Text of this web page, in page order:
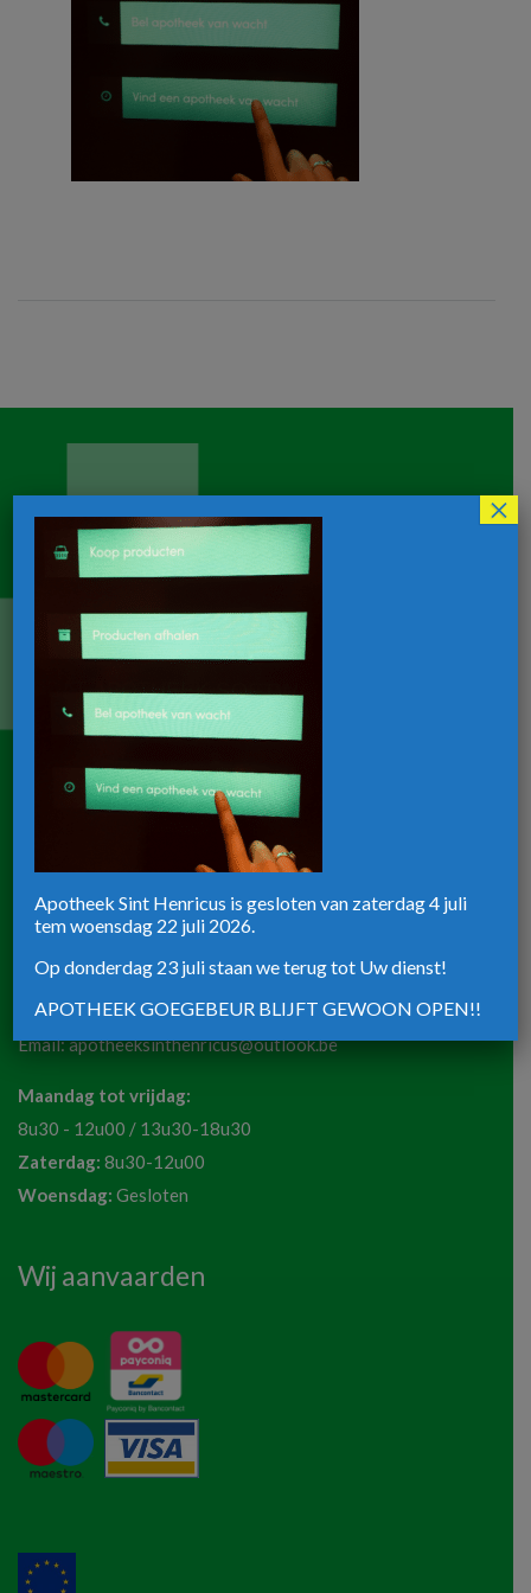
Apotheek Goegebeur
Oostendestraat 154
8820 Torhout
Telefoon:050 21 19 77
Maandag tot vrijdag:
Zaterdag:8u30-12u00
Apotheek ST-Henricus
8820 Torhout
Telefoon:051 72 50 36
Email:apotheeksinthenricus@outlook.be
Maandag tot vrijdag:
8u30 - 12u00 / 13u30-18u30
Zaterdag: 8u30-12u00
Woensdag: Gesloten
Wij aanvaarden
Apotheek Sint Henricus is gesloten van zaterdag 4 juli
tem woensdag 22 juli 2026.
Op donderdag 23 juli staan we terug tot Uw dienst!
APOTHEEK GOEGEBEUR BLIJFT GEWOON OPEN!!
×